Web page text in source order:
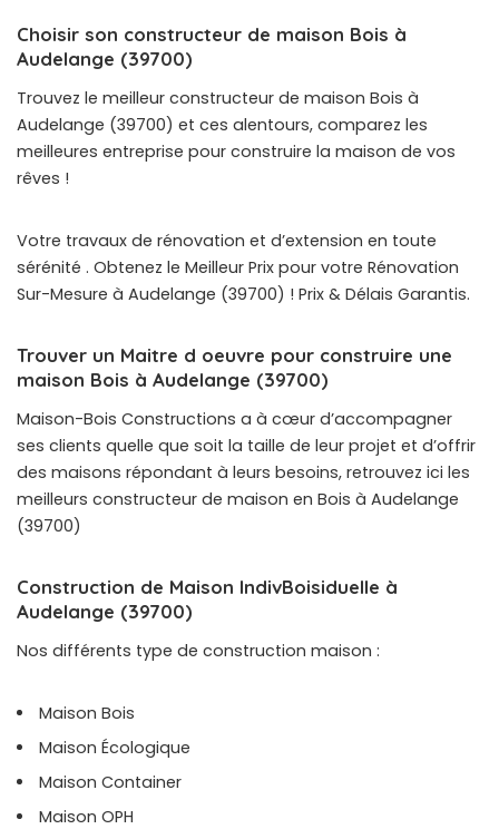
Choisir son constructeur de maison Bois à
Audelange (39700)
Trouvez le meilleur constructeur de maison Bois à
Audelange (39700) et ces alentours, comparez les
meilleures entreprise pour construire la maison de vos
rêves !
Votre travaux de rénovation et d’extension en toute
sérénité . Obtenez le Meilleur Prix pour votre Rénovation
Sur-Mesure à Audelange (39700) ! Prix & Délais Garantis.
Trouver un Maitre d oeuvre pour construire une
maison Bois à Audelange (39700)
Maison-Bois Constructions a à cœur d’accompagner
ses clients quelle que soit la taille de leur projet et d’offrir
des maisons répondant à leurs besoins, retrouvez ici les
meilleurs constructeur de maison en Bois à Audelange
(39700)
Construction de Maison IndivBoisiduelle à
Audelange (39700)
Nos différents type de construction maison :
Maison Bois
Maison Écologique
Maison Container
Maison OPH